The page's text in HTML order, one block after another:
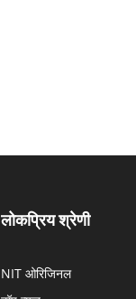
लोकप्रिय श्रेणी
NIT ओरिजिनल